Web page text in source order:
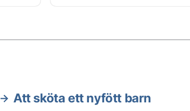
på hur bråttom det är att få ut
Att sköta ett nyfött barn